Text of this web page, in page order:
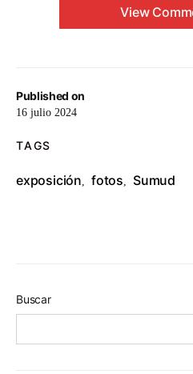
Published on
16 julio 2024
TAGS
exposición fotos Sumud
View
Buscar